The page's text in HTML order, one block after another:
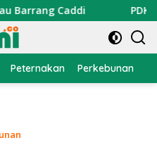
Caddi PDKT
Peternakan Perkebunan